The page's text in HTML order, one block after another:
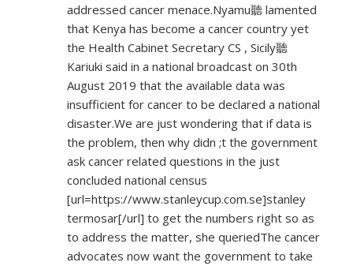
addressed cancer menace.Nyamu聽 lamented
that Kenya has become a cancer country yet
the Health Cabinet Secretary CS , Sicily聽
Kariuki said in a national broadcast on 30th
August 2019 that the available data was
insufficient for cancer to be declared a national
disaster.We are just wondering that if data is
the problem, then why didn ;t the government
ask cancer related questions in the just
concluded national census
[url=https://www.stanleycup.com.se]stanley
termosar[/url] to get the numbers right so as
to address the matter, she queriedThe cancer
advocates now want the government to take